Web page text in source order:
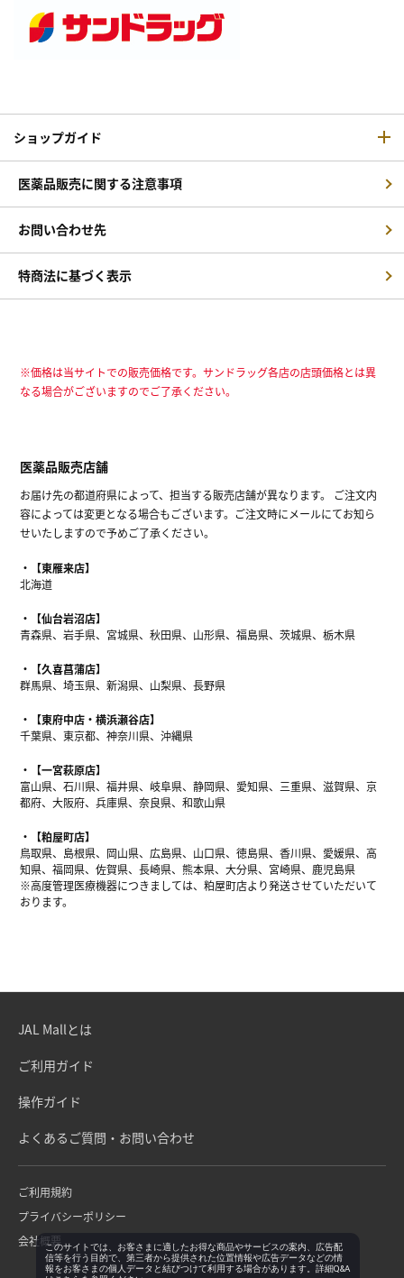
ショップガイド
医薬品販売に関する注意事項
お問い合わせ先
特商法に基づく表示
※価格は当サイトでの販売価格です。サンドラッグ各店の店頭価格とは異
なる場合がございますのでご了承ください。
医薬品販売店舗
お届け先の都道府県によって、担当する販売店舗が異なります。 ご注文内
容によっては変更となる場合もございます。ご注文時にメールにてお知ら
せいたしますので予めご了承ください。
【東雁来店】
北海道
【仙台岩沼店】
青森県、岩手県、宮城県、秋田県、山形県、福島県、茨城県、栃木県
【久喜菖蒲店】
群馬県、埼玉県、新潟県、山梨県、長野県
【東府中店・横浜瀬谷店】
千葉県、東京都、神奈川県、沖縄県
【一宮萩原店】
富山県、石川県、福井県、岐阜県、静岡県、愛知県、三重県、滋賀県、京
都府、大阪府、兵庫県、奈良県、和歌山県
【粕屋町店】
鳥取県、島根県、岡山県、広島県、山口県、徳島県、香川県、愛媛県、高
知県、福岡県、佐賀県、長崎県、熊本県、大分県、宮崎県、鹿児島県
※高度管理医療機器につきましては、粕屋町店より発送させていただいて
おります。
JAL Mallとは
ご利用ガイド
操作ガイド
よくあるご質問・お問い合わせ
ご利用規約
プライバシーポリシー
会社概要このサイトでは、お客さまに適したお得な商品やサービスの案内、広告配
信等を行う目的で、第三者から提供された位置情報や広告データなどの情
報をお客さまの個人データと結びつけて利用する場合があります。詳細Q&A